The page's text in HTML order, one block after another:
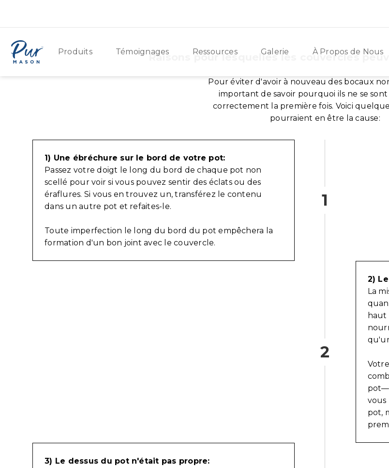
Produits Témoignages Ressources Galerie À Propos de Nous
Raisons pour lesquelles les couvercles
Pour éviter d'avoir à nouveau des bocaux
important de savoir pourquoi ils ne se sont
correctement la première fois. Voici
pourraient en être la cause:
1
1) Une ébréchure sur le bord de votre pot:
Passez votre doigt le long du bord de chaque pot non
scellé pour voir si vous pouvez sentir des éclats ou des
éraflures. Si vous en trouvez un, transférez le contenu
dans un autre pot et refaites-le.
Toute imperfection le long du bord du pot empêchera la
formation d'un bon joint avec le couvercle.
2
2)
La
haut
vous
pot,
3) Le dessus du pot n'était pas propre: